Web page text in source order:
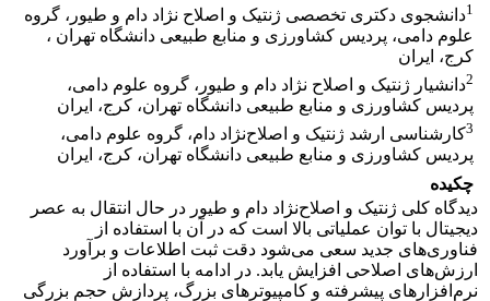
1دانشجوی دکتری تخصصی ژنتیک و اصلاح نژاد دام و طیور، گروه
علوم دامی، پردیس کشاورزی و منابع طبیعی دانشگاه تهران ،
کرج، ایران
2دانشیار ژنتیک و اصلاح نژاد دام و طیور، گروه علوم دامی،
پردیس کشاورزی و منابع طبیعی دانشگاه تهران، کرج، ایران
3کارشناسی ارشد ژنتیک و اصلاح‌نژاد دام، گروه علوم دامی،
پردیس کشاورزی و منابع طبیعی دانشگاه تهران، کرج، ایران
چکیده
دیدگاه کلی ژنتیک و اصلاح‌نژاد دام و طیور در حال انتقال به عصر
دیجیتال با توان عملیاتی بالا است که در آن با استفاده از
فناوری‌های جدید سعی می‌شود دقت ثبت اطلاعات و برآورد
ارزش‌های اصلاحی افزایش یابد. در ادامه با استفاده از
نرم‌افزارهای پیشرفته و کامپیوترهای بزرگ، پردازش حجم بزرگی